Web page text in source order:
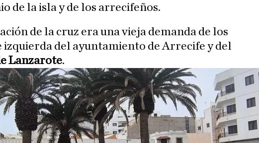
de la isla y de los arrecifeños.
de la cruz era una vieja demanda de los
izquierda del ayuntamiento de Arrecife y del
Lanzarote.